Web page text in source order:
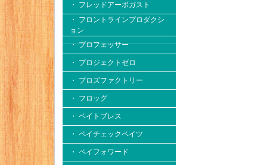
・ フレッドアーボガスト
・ フロントラインプロダクシ
ョン
・ プロフェッサー
・ プロジェクトゼロ
・ プロズファクトリー
・ フロッグ
・ ベイトブレス
・ ペイチェックベイツ
・ ペイフォワード